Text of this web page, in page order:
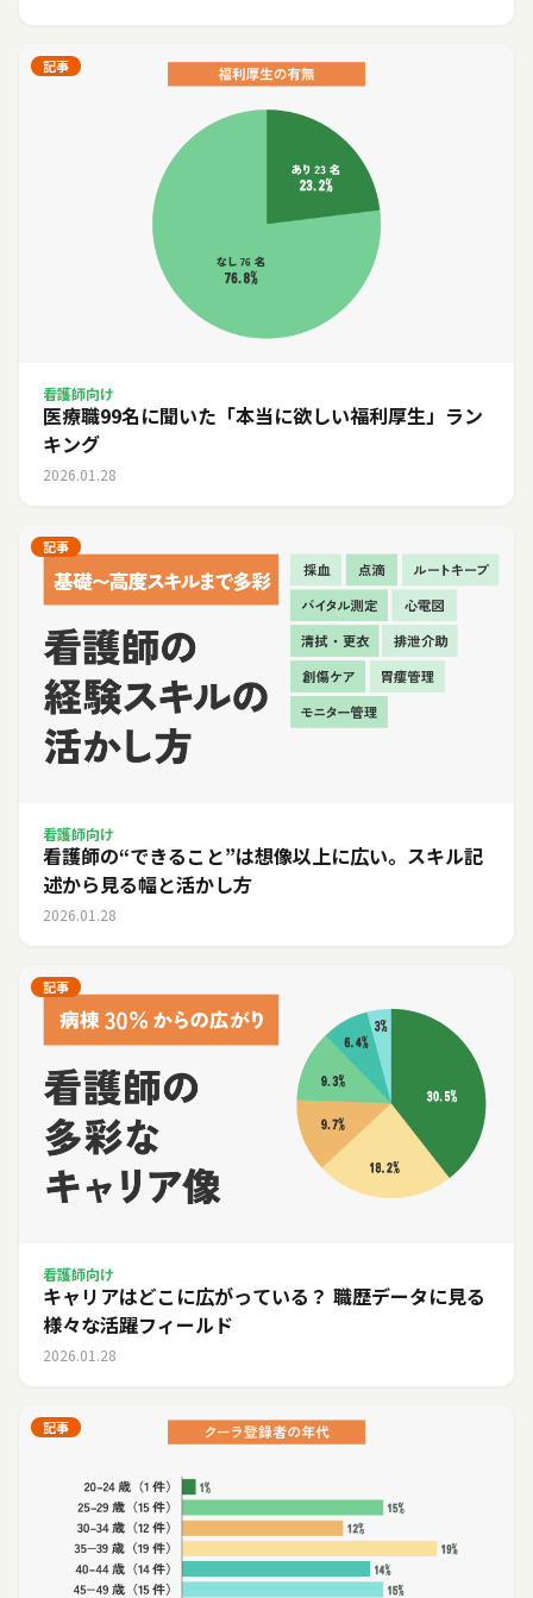
記事
看護師向け
医療職99名に聞いた「本当に欲しい福利厚生」ラン
キング
2026.01.28
記事
看護師向け
看護師の“できること”は想像以上に広い。スキル記
述から見る幅と活かし方
2026.01.28
記事
看護師向け
キャリアはどこに広がっている？ 職歴データに見る
様々な活躍フィールド
2026.01.28
記事